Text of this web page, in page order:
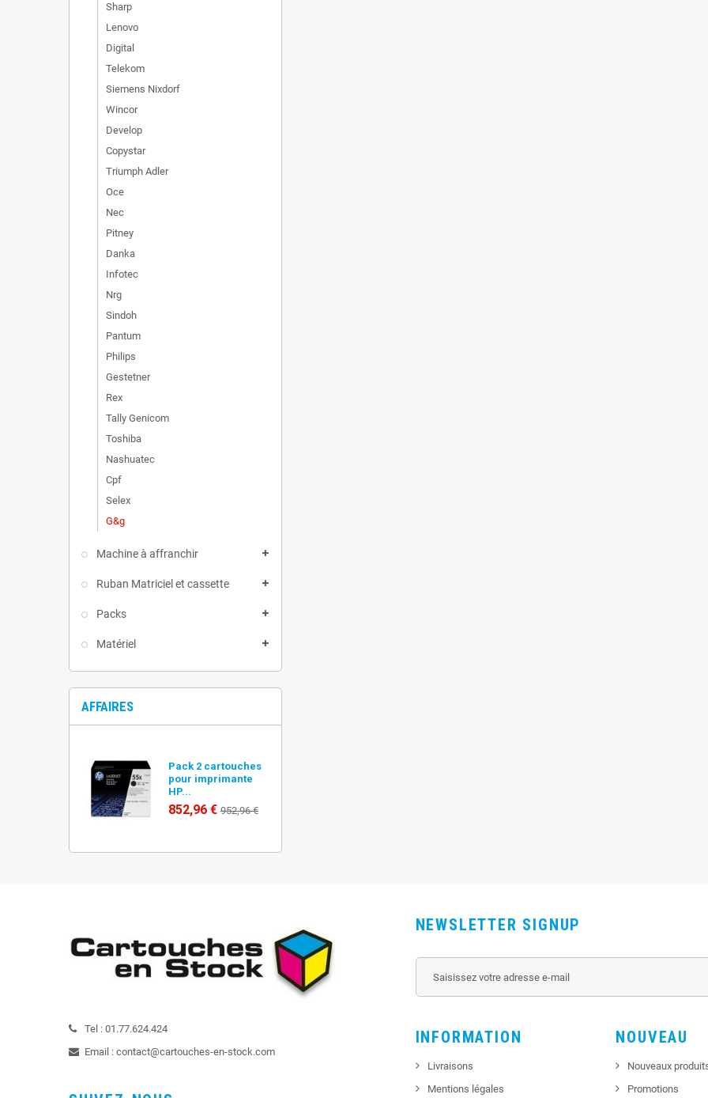
Sharp
Lenovo
Digital
Telekom
Siemens Nixdorf
Wincor
Develop
Copystar
Triumph Adler
Oce
Nec
Pitney
Danka
Infotec
Nrg
Sindoh
Pantum
Philips
Gestetner
Rex
Tally Genicom
Toshiba
Nashuatec
Cpf
Selex
G&g
Machine à affranchir
Ruban Matriciel et cassette
Packs
Matériel
AFFAIRES
Pack 2 cartouches
pour imprimante
HP...
852,96 € 952,96 €
Tel : 01.77.624.424
Email : contact@cartouches-en-stock.com
NEWSLETTER SIGNUP
INFORMATION
Livraisons
Mentions légales
NOUVEAU
Nouveaux
Promotions